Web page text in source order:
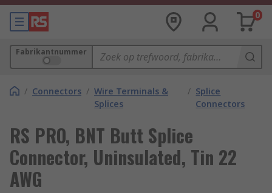
0
Fabrikantnummer
/ Connectors / Wire Terminals &
Splices
/ Splice
Connectors
RS PRO, BNT Butt Splice
Connector, Uninsulated, Tin 22
AWG